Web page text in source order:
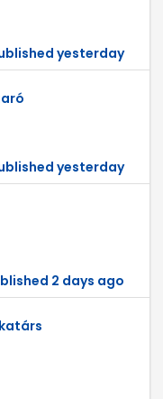
yesterday
yesterday
2 days ago